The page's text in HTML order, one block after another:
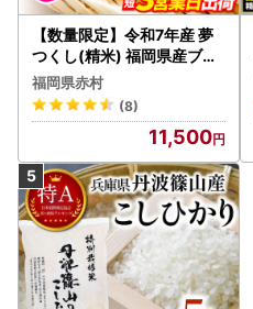
【数量限定】令和7年産 夢
つくし(精米) 福岡県産ブラ
ンド米 10kg (品番:3X11R7)
福岡県赤村
(8)
11,500